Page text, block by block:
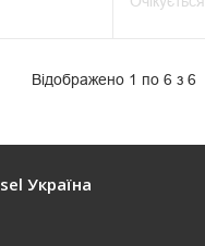
Відображено 1 по 6 з 6
Україна